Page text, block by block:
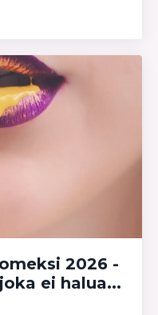
2026 -
ei halua...